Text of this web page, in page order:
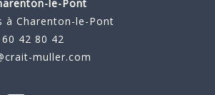
le-Pont
à Charenton-le-Pont
42 80 42
muller.com